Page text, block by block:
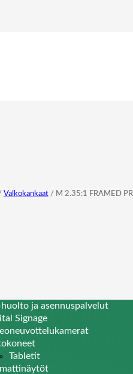
Valkokankaat/ M 2.35:1 FRAMED
ja asennuspalvelut
Signage
Tabletit